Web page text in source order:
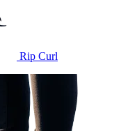
Rip Curl